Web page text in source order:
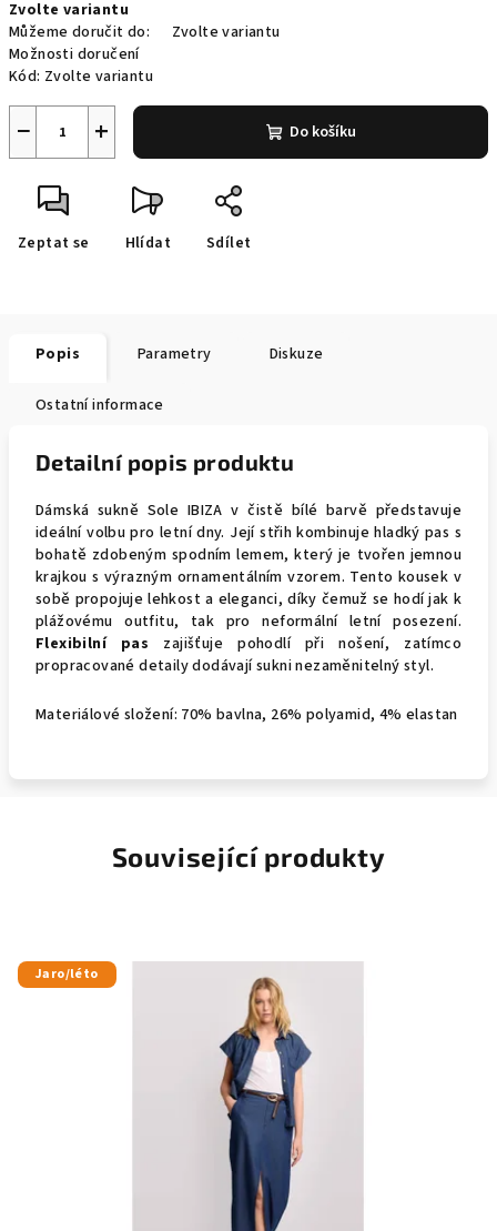
cena:
Zvolte variantu
Můžeme doručit do:
Zvolte variantu
Možnosti doručení
Kód: Zvolte variantu
+
− Do košíku
Zeptat se Hlídat Sdílet
Popis Parametry Diskuze
Ostatní informace
Detailní popis produktu
Dámská sukně Sole IBIZA v čistě bílé barvě představuje
ideální volbu pro letní dny. Její střih kombinuje hladký pas s
bohatě zdobeným spodním lemem, který je tvořen jemnou
krajkou s výrazným ornamentálním vzorem. Tento kousek v
sobě propojuje lehkost a eleganci, díky čemuž se hodí jak k
plážovému outfitu, tak pro neformální letní posezení.
Flexibilní pas zajišťuje pohodlí při nošení, zatímco
propracované detaily dodávají sukni nezaměnitelný styl.
Materiálové složení: 70% bavlna, 26% polyamid, 4% elastan
Související produkty
Jaro/léto